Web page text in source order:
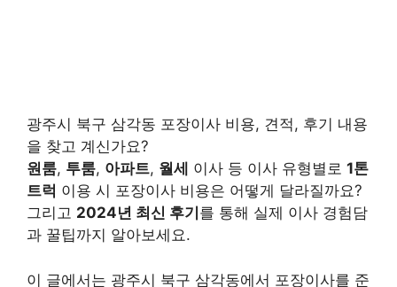
광주시 북구 삼각동 포장이사 비용, 견적, 후기 내용
을 찾고 계신가요?
원룸, 투룸, 아파트, 월세 이사 등 이사 유형별로 1톤
트럭 이용 시 포장이사 비용은 어떻게 달라질까요?
그리고 2024년 최신 후기 를 통해 실제 이사 경험담
과 꿀팁까지 알아보세요.
이 글에서는 광주시 북구 삼각동에서 포장이사를 준